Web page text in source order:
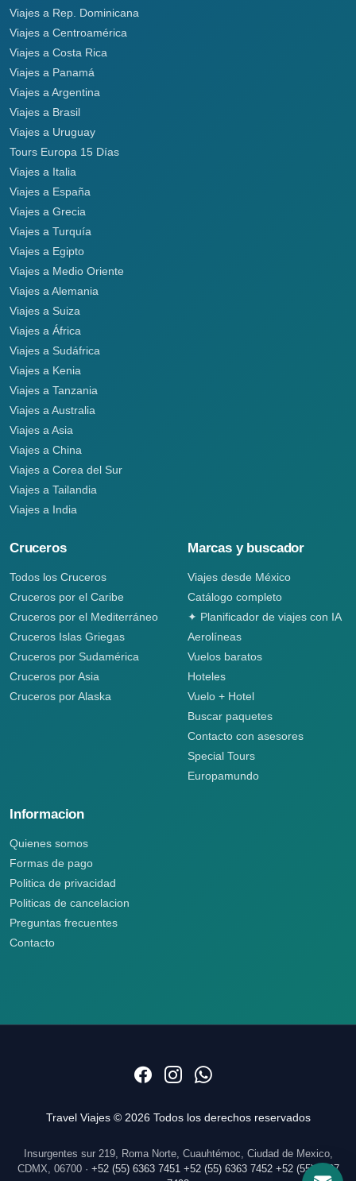
Viajes a Rep. Dominicana
Viajes a Centroamérica
Viajes a Costa Rica
Viajes a Panamá
Viajes a Argentina
Viajes a Brasil
Viajes a Uruguay
Tours Europa 15 Días
Viajes a Italia
Viajes a España
Viajes a Grecia
Viajes a Turquía
Viajes a Egipto
Viajes a Medio Oriente
Viajes a Alemania
Viajes a Suiza
Viajes a África
Viajes a Sudáfrica
Viajes a Kenia
Viajes a Tanzania
Viajes a Australia
Viajes a Asia
Viajes a China
Viajes a Corea del Sur
Viajes a Tailandia
Viajes a India
Cruceros
Todos los Cruceros
Cruceros por el Caribe
Cruceros por el Mediterráneo
Cruceros Islas Griegas
Cruceros por Sudamérica
Cruceros por Asia
Cruceros por Alaska
Marcas y buscador
Viajes desde México
Catálogo completo
✦ Planificador de viajes con IA
Aerolíneas
Vuelos baratos
Hoteles
Vuelo + Hotel
Buscar paquetes
Contacto con asesores
Special Tours
Europamundo
Informacion
Quienes somos
Formas de pago
Politica de privacidad
Politicas de cancelacion
Preguntas frecuentes
Contacto
Travel Viajes © 2026 Todos los derechos reservados
Insurgentes sur 219, Roma Norte, Cuauhtémoc, Ciudad de Mexico,
CDMX, 06700 · +52 (55) 6363 7451 +52 (55) 6363 7452 +52 (55) 5207